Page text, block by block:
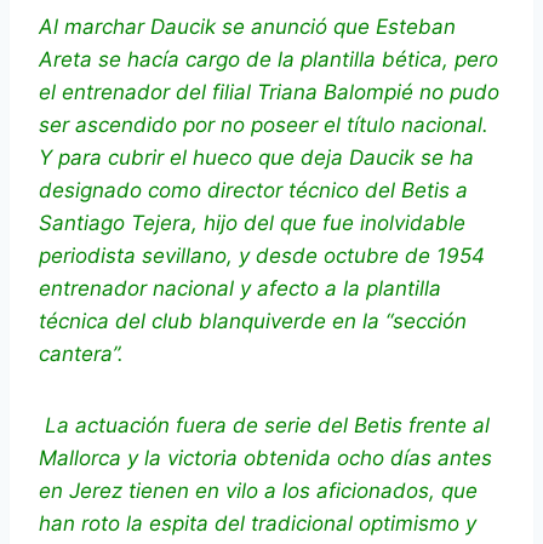
Al marchar Daucik se anunció que Esteban
Areta se hacía cargo de la plantilla bética, pero
el entrenador del filial Triana Balompié no pudo
ser ascendido por no poseer el título nacional.
Y para cubrir el hueco que deja Daucik se ha
designado como director técnico del Betis a
Santiago Tejera, hijo del que fue inolvidable
periodista sevillano, y desde octubre de 1954
entrenador nacional y afecto a la plantilla
técnica del club blanquiverde en la “sección
cantera”.
La actuación fuera de serie del Betis frente al
Mallorca y la victoria obtenida ocho días antes
en Jerez tienen en vilo a los aficionados, que
han roto la espita del tradicional optimismo y